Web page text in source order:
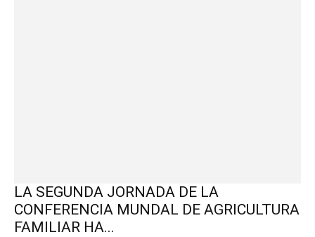
LA SEGUNDA JORNADA DE LA
CONFERENCIA MUNDAL DE AGRICULTURA
FAMILIAR HA...